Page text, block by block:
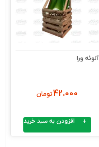
آلوئه ورا
42.000تومان
افزودن به سبد خرید